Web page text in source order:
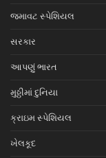
જમાવટ સ્પેશિયલ
સરકાર
આપણું ભારત
મુઠ્ઠીમાં દુનિયા
ક્રાઇમ સ્પેશિયલ
ખેલકૂદ